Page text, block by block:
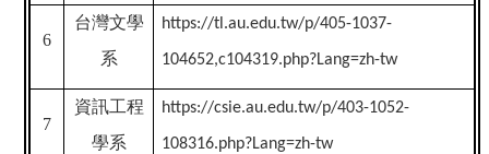
6
台灣文學
系
https://tl.au.edu.tw/p/405-1037-
104652,c104319.php?Lang=zh-tw
7
資訊工程
學系
https://csie.au.edu.tw/p/403-1052-
108316.php?Lang=zh-tw